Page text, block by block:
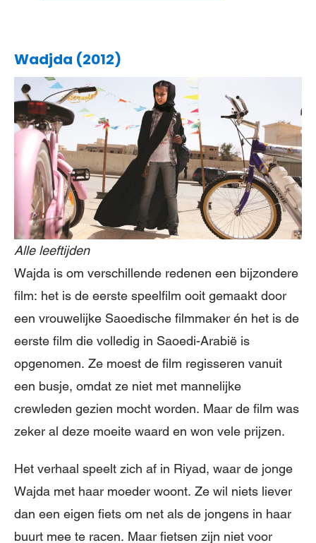
Wadjda (2012)
Alle leeftijden
Wajda is om verschillende redenen een bijzondere
film: het is de eerste speelfilm ooit gemaakt door
een vrouwelijke Saoedische filmmaker én het is de
eerste film die volledig in Saoedi-Arabië is
opgenomen. Ze moest de film regisseren vanuit
een busje, omdat ze niet met mannelijke
crewleden gezien mocht worden. Maar de film was
zeker al deze moeite waard en won vele prijzen.
Het verhaal speelt zich af in Riyad, waar de jonge
Wajda met haar moeder woont. Ze wil niets liever
dan een eigen fiets om net als de jongens in haar
buurt mee te racen. Maar fietsen zijn niet voor